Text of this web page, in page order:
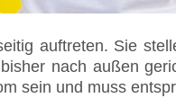
auftreten. Sie
nach außen
sein und muss